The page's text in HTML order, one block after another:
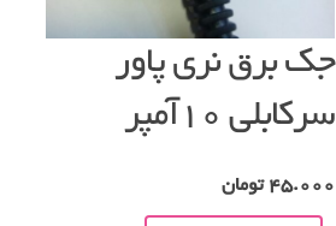
جک برق نری پاور
سرکابلی ۱۰آمپر
45.000 تومان